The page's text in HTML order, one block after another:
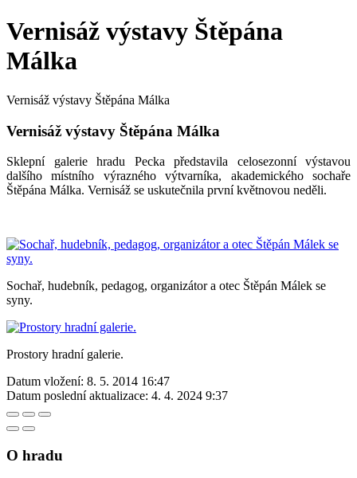
Vernisáž výstavy Štěpána
Málka
Vernisáž výstavy Štěpána Málka
Vernisáž výstavy Štěpána Málka
Sklepní galerie hradu Pecka představila celosezonní výstavou
dalšího místního výrazného výtvarníka, akademického sochaře
Štěpána Málka. Vernisáž se uskutečnila první květnovou neděli.
Sochař, hudebník, pedagog, organizátor a otec Štěpán Málek se
syny.
Prostory hradní galerie.
Datum vložení: 8. 5. 2014 16:47
Datum poslední aktualizace: 4. 4. 2024 9:37
O hradu